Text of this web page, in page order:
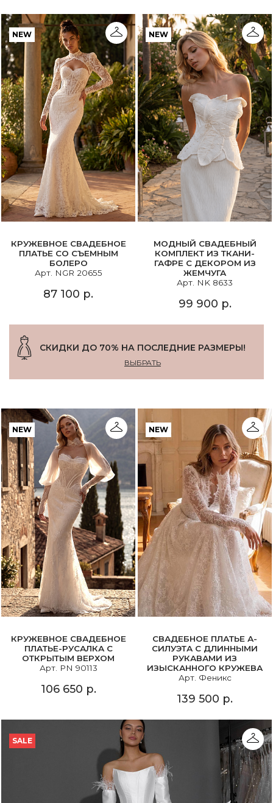
NEW
КРУЖЕВНОЕ СВАДЕБНОЕ
ПЛАТЬЕ СО СЪЕМНЫМ
БОЛЕРО
Арт. NGR 20655
87 100 р.
NEW
МОДНЫЙ СВАДЕБНЫЙ
КОМПЛЕКТ ИЗ ТКАНИ-
ГАФРЕ С ДЕКОРОМ ИЗ
ЖЕМЧУГА
Арт. NK 8633
99 900 р.
СКИДКИ ДО 70% НА ПОСЛЕДНИЕ РАЗМЕРЫ!
ВЫБРАТЬ
NEW
КРУЖЕВНОЕ СВАДЕБНОЕ
ПЛАТЬЕ-РУСАЛКА С
ОТКРЫТЫМ ВЕРХОМ
Арт. PN 90113
106 650 р.
NEW
СВАДЕБНОЕ ПЛАТЬЕ А-
СИЛУЭТА С ДЛИННЫМИ
РУКАВАМИ ИЗ
ИЗЫСКАННОГО КРУЖЕВА
Арт. Феникс
139 500 р.
SALE